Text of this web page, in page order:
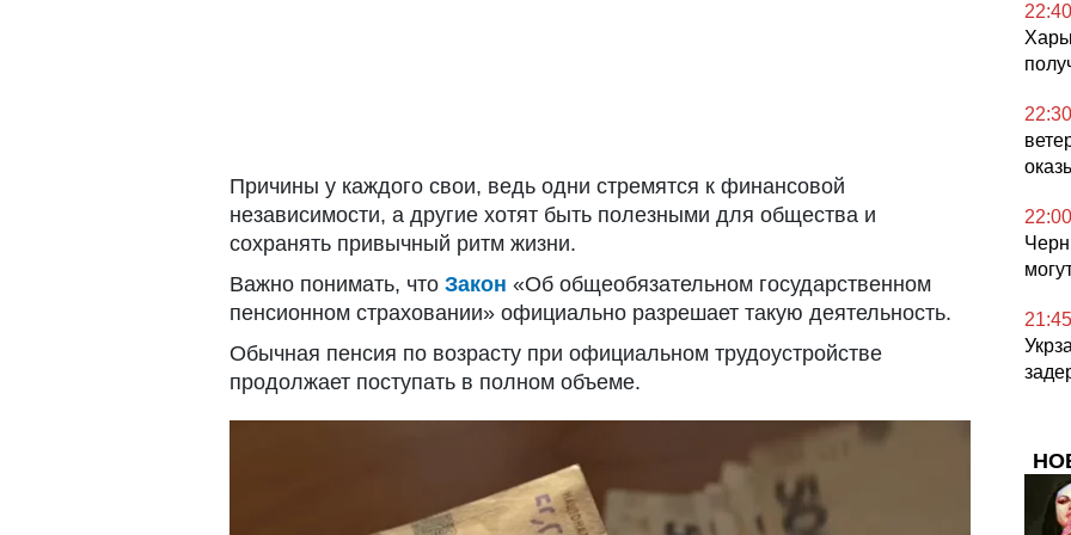
Причины у каждого свои, ведь одни стремятся к финансовой
независимости, а другие хотят быть полезными для общества и
сохранять привычный ритм жизни.
Важно понимать, что Закон «Об общеобязательном государственном
пенсионном страховании» официально разрешает такую ​​деятельность.
Обычная пенсия по возрасту при официальном трудоустройстве
продолжает поступать в полном объеме.
22:40
22:30
22:00
21:45